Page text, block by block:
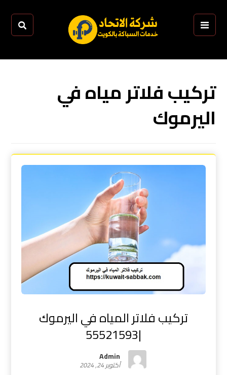
تركيب فلاتر مياه في
اليرموك
تركيب فلاتر المياه في اليرموك
|55521593
Admin
أكتوبر 24, 2024